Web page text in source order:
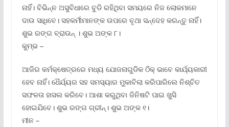
ନାହିଁ। ବିଭିନ୍ନ ଅସୁବିଧାରେ ବୁଡି ରହିଥିବା ସମୟରେ ନିଜ ଲୋକମାନେ
ଦାଉ ସାଧିବେ। ସହକର୍ମୀମାନଙ୍କ ଉପରେ ବୃଥା ସନ୍ଦେହ କରନ୍ତୁ ନାହିଁ।
ଶୁଭ ରଙ୍ଗ ବ୍ରାଉନ୍ । ଶୁଭ ଅଙ୍କ ୮।
କୁମ୍ଭ –
ଆଜିର କର୍ମକ୍ଷେତ୍ରରେ ମଧ୍ୟ ଯୋଜନାଗୁଡିକ ଠିକ୍ ଭାବେ କାର୍ଯ୍ୟକାରୀ
ହେବ ନାହିଁ। ଧୈର୍ଯ୍ୟର ସହ ସମସ୍ୟାର ମୁକାବିଲା କରିପାରିଲେ ନିଶ୍ଚିତ
ସଫଳତା ହାସଲ କରିବେ। ଆଶା କରୁଥିବା ଜିନିଷଟି ପାଇ ଖୁସି
ହୋଇଯିବେ। ଶୁଭ ରଙ୍ଗ ଗ୍ରୀନ୍। ଶୁଭ ଅଙ୍କ ୧।
ମୀନ –